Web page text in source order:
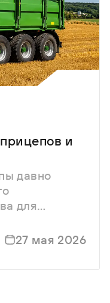
и
давно
для
27 мая 2026